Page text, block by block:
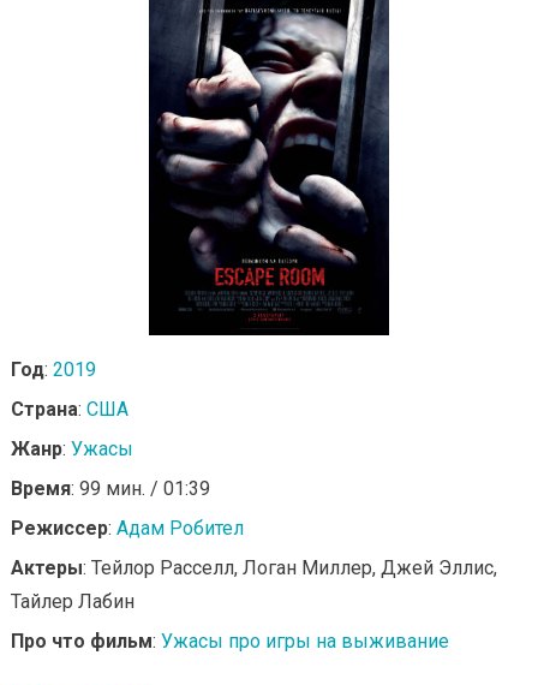
Год: 2019
Страна: США
Жанр: Ужасы
Время: 99 мин. / 01:39
Режиссер: Адам Робител
Актеры: Тейлор Расселл, Логан Миллер, Джей Эллис,
Тайлер Лабин
Про что фильм: Ужасы про игры на выживание